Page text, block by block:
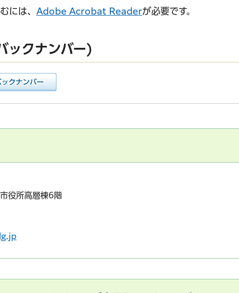
には、 Adobe Acrobat Readerが必要です。
ックナンバー)
役所高層棟6階